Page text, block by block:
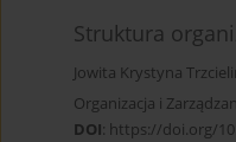
Struktura
Jowita Krystyna
Organizacja i
DOI: https://doi.org/